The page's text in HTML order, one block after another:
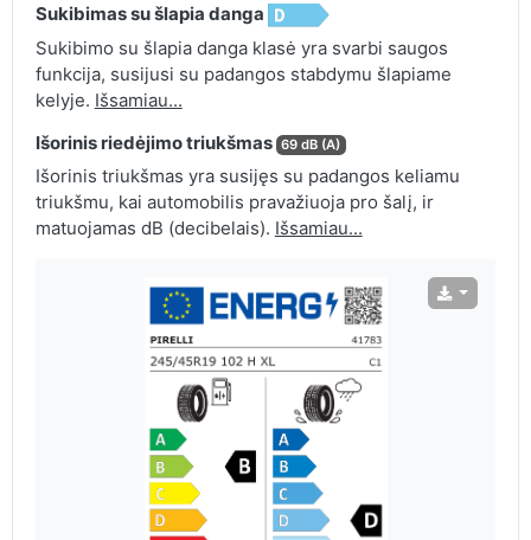
Sukibimas su šlapia danga
Sukibimo su šlapia danga klasė yra svarbi saugos
funkcija, susijusi su padangos stabdymu šlapiame
kelyje. Išsamiau...
Išorinis riedėjimo triukšmas 69 dB (A)
Išorinis triukšmas yra susijęs su padangos keliamu
triukšmu, kai automobilis pravažiuoja pro šalį, ir
matuojamas dB (decibelais). Išsamiau...